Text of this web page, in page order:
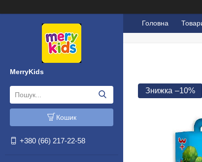
MerryKids
Кошик
+380 (66) 217-22-58
Головна
–10%